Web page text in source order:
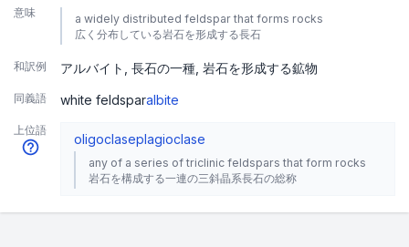
意味
a widely distributed feldspar that forms rocks
広く分布している岩石を形成する長石
和訳例 アルバイト 長石の一種 岩石を形成する鉱物
同義語 white feldsparalbite
上位語
oligoclaseplagioclase
any of a series of triclinic feldspars that form rocks
岩石を構成する一連の三斜晶系長石の総称